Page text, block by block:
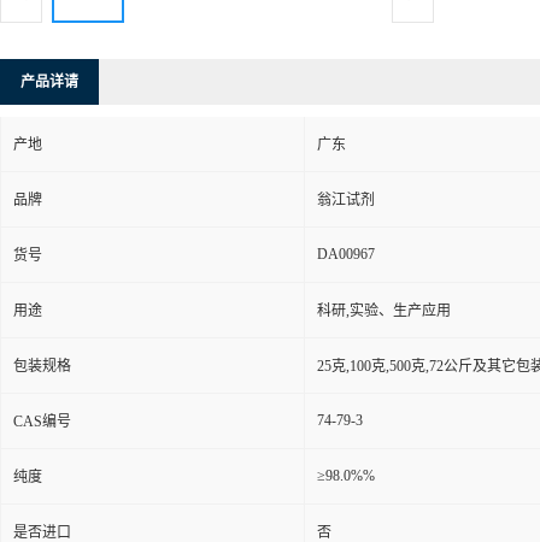
产品详请
产地 广东
品牌 翁江试剂
货号 DA00967
用途 科研,实验、生产应用
包装规格 25克,100克,500克,72公斤及其它包
CAS编号 74-79-3
纯度 ≥98.0%%
是否进口 否